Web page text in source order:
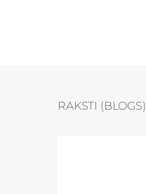
RAKSTI (BLOGS)